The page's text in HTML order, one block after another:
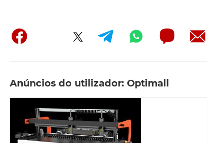
Anúncios do utilizador: Optimall